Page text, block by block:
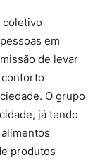
coletivo
em
de levar
O grupo
já tendo
produtos